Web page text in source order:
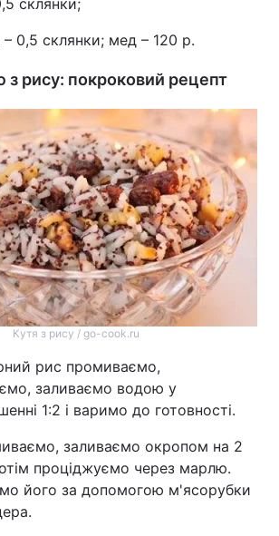
склянки;
0,5 склянки; мед – 120 р.
з рису: покроковий рецепт
Кутя з рису / go-cook.ru
рис промиваємо,
заливаємо водою у
1:2 і варимо до готовності.
заливаємо окропом на 2
проціджуємо через марлю.
його за допомогою м'ясорубки